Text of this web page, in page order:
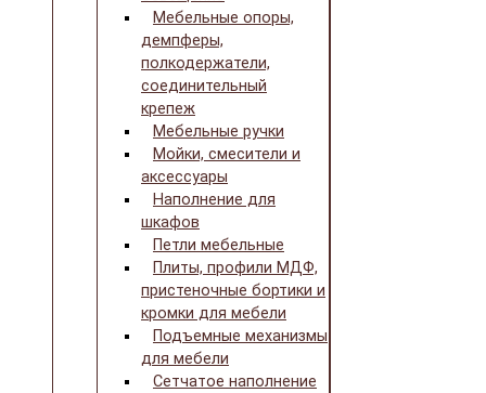
Мебельные опоры,
демпферы,
полкодержатели,
соединительный
крепеж
Мебельные ручки
Мойки, смесители и
аксессуары
Наполнение для
шкафов
Петли мебельные
Плиты, профили МДФ,
пристеночные бортики и
кромки для мебели
Подъемные механизмы
для мебели
Сетчатое наполнение